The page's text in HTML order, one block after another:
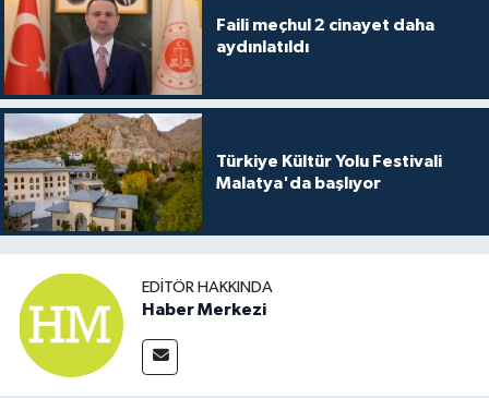
Faili meçhul 2 cinayet daha
aydınlatıldı
Türkiye Kültür Yolu Festivali
Malatya'da başlıyor
EDITÖR HAKKINDA
Haber Merkezi